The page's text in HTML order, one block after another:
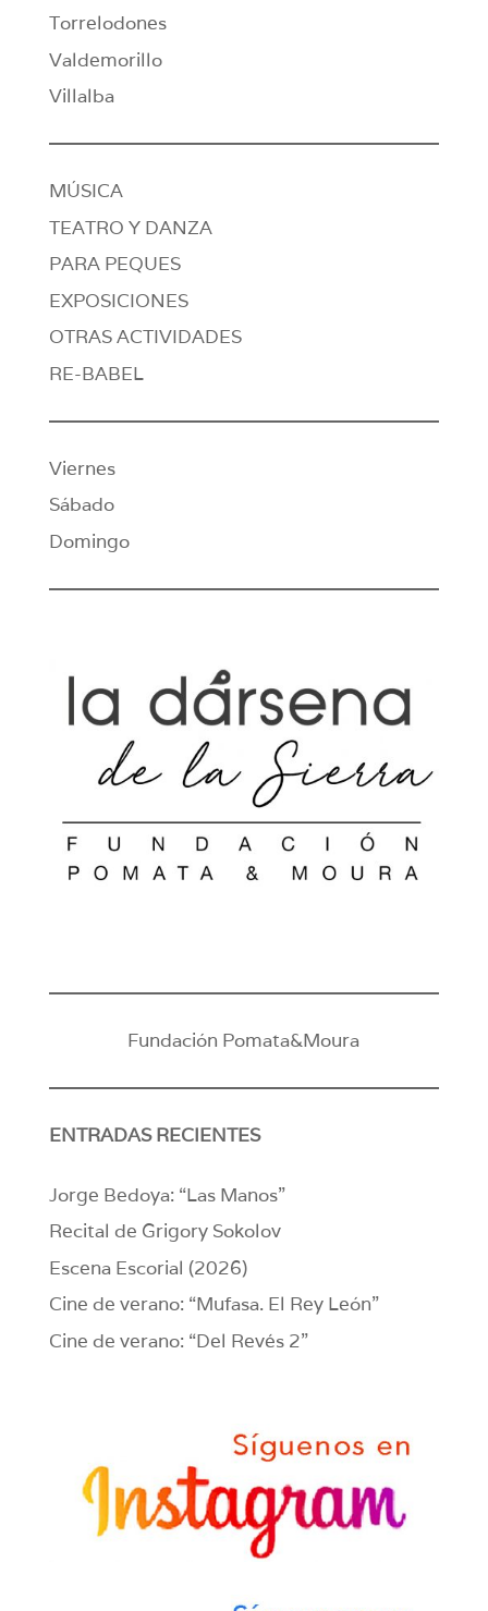
Torrelodones
Valdemorillo
Villalba
MÚSICA
TEATRO Y DANZA
PARA PEQUES
EXPOSICIONES
OTRAS ACTIVIDADES
RE-BABEL
Viernes
Sábado
Domingo
Fundación Pomata&Moura
ENTRADAS RECIENTES
Jorge Bedoya: “Las Manos”
Recital de Grigory Sokolov
Escena Escorial (2026)
Cine de verano: “Mufasa. El Rey León”
Cine de verano: “Del Revés 2”